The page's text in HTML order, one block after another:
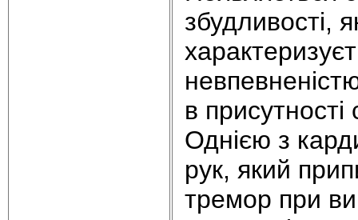
збудливості,
в
Однією з
рук, який
тремор при